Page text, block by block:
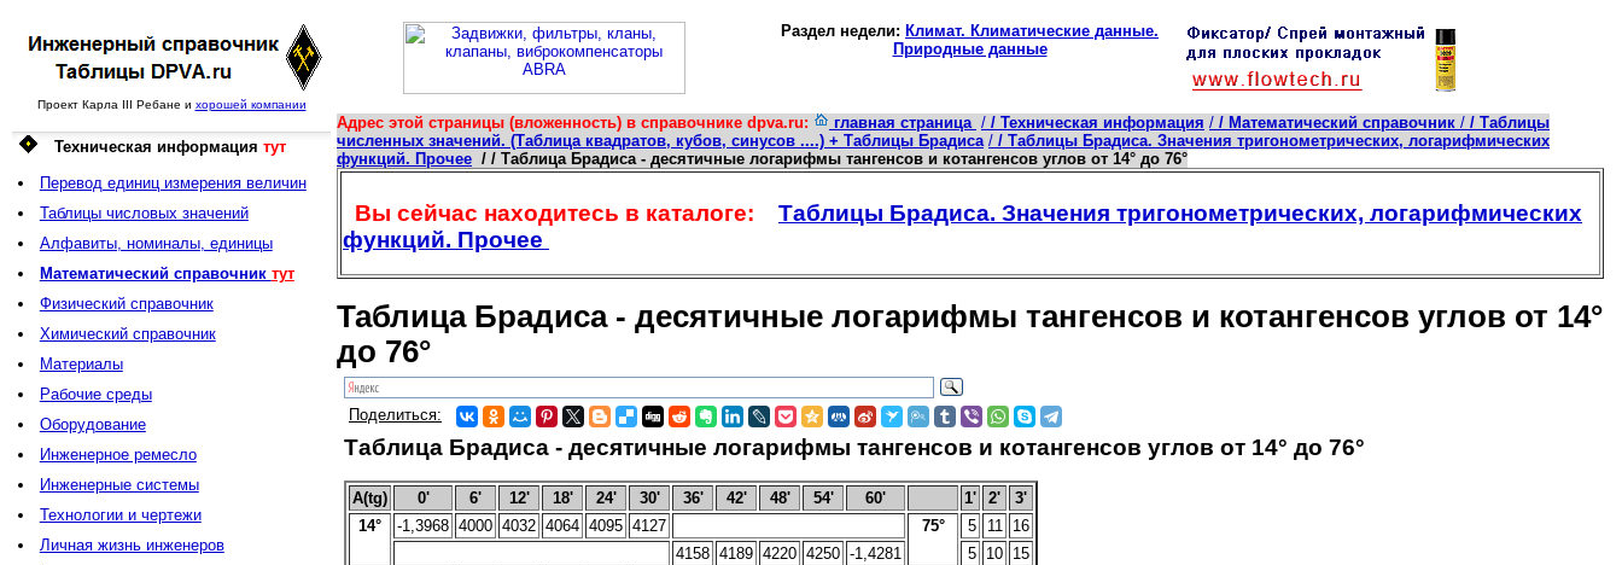
Проект Карла III Ребане и хорошей компании
Раздел недели: Климат. Климатические данные.
Природные данные
Техническая информация тут
Перевод единиц измерения величин
Таблицы числовых значений
Алфавиты, номиналы, единицы
Математический справочник тут
Физический справочник
Химический справочник
Материалы
Рабочие среды
Оборудование
Инженерное ремесло
Инженерные системы
Технологии и чертежи
Личная жизнь инженеров
Адрес этой страницы (вложенность) в справочнике dpva.ru: главная страница / / Техническая информация / / Математический справочник / / Таблицы
численных значений. (Таблица квадратов, кубов, синусов ....) + Таблицы Брадиса / / Таблицы Брадиса. Значения тригонометрических, логарифмических
функций. Прочее / / Таблица Брадиса - десятичные логарифмы тангенсов и котангенсов углов от 14° до 76°
Вы сейчас находитесь в каталоге:
Таблицы Брадиса. Значения тригонометрических, логарифмических
функций. Прочее
Таблица Брадиса - десятичные логарифмы тангенсов и котангенсов углов от 14°
до 76°
Поделиться:
Таблица Брадиса - десятичные логарифмы тангенсов и котангенсов углов от 14° до 76°
A(tg) 0' 6' 12' 18' 24' 30' 36' 42' 48' 54' 60' 1' 2'
3'
14°
-1,3968 4000 4032 4064 4095 4127 75° 5 11 16
4158 4189 4220 4250 -1,4281 5 10 15